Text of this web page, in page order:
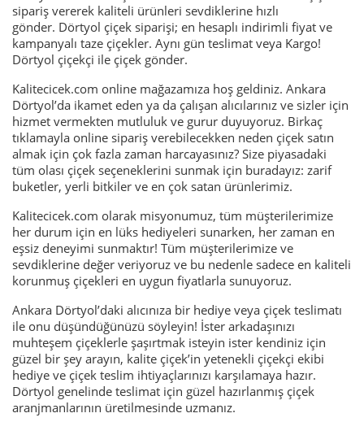
sipariş vererek kaliteli ürünleri sevdiklerine hızlı
gönder. Dörtyol çiçek siparişi; en hesaplı indirimli fiyat ve
kampanyalı taze çiçekler. Aynı gün teslimat veya Kargo!
Dörtyol çiçekçi ile çiçek gönder.
Kalitecicek.com online mağazamıza hoş geldiniz. Ankara
Dörtyol’da ikamet eden ya da çalışan alıcılarınız ve sizler için
hizmet vermekten mutluluk ve gurur duyuyoruz. Birkaç
tıklamayla online sipariş verebilecekken neden çiçek satın
almak için çok fazla zaman harcayasınız? Size piyasadaki
tüm olası çiçek seçeneklerini sunmak için buradayız: zarif
buketler, yerli bitkiler ve en çok satan ürünlerimiz.
Kalitecicek.com olarak misyonumuz, tüm müşterilerimize
her durum için en lüks hediyeleri sunarken, her zaman en
eşsiz deneyimi sunmaktır! Tüm müşterilerimize ve
sevdiklerine değer veriyoruz ve bu nedenle sadece en kaliteli
korunmuş çiçekleri en uygun fiyatlarla sunuyoruz.
Ankara Dörtyol’daki alıcınıza bir hediye veya çiçek teslimatı
ile onu düşündüğünüzü söyleyin! İster arkadaşınızı
muhteşem çiçeklerle şaşırtmak isteyin ister kendiniz için
güzel bir şey arayın, kalite çiçek’in yetenekli çiçekçi ekibi
hediye ve çiçek teslim ihtiyaçlarınızı karşılamaya hazır.
Dörtyol genelinde teslimat için güzel hazırlanmış çiçek
aranjmanlarının üretilmesinde uzmanız.